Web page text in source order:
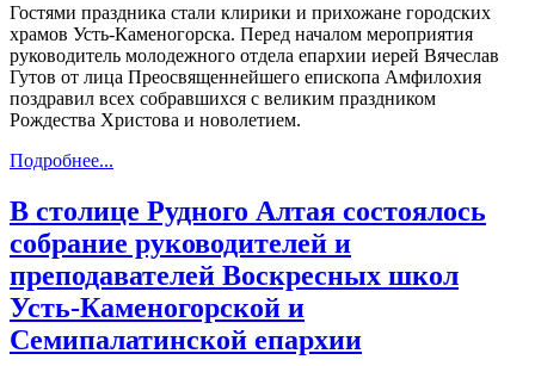
Гостями праздника стали клирики и прихожане городских
храмов Усть-Каменогорска. Перед началом мероприятия
руководитель молодежного отдела епархии иерей Вячеслав
Гутов от лица Преосвященнейшего епископа Амфилохия
поздравил всех собравшихся с великим праздником
Рождества Христова и новолетием.
Подробнее...
В столице Рудного Алтая состоялось
собрание руководителей и
преподавателей Воскресных школ
Усть-Каменогорской и
Семипалатинской епархии